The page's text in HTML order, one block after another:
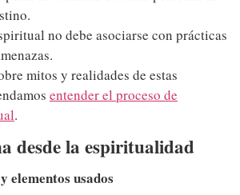
no debe asociarse con prácticas
mitos y realidades de estas
entender el proceso de
.
desde la espiritualidad
elementos usados